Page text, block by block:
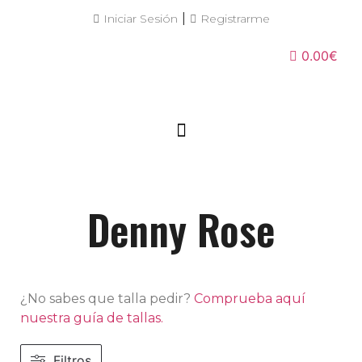
Iniciar Sesión Registrarme
0.00€
Denny Rose
¿No sabes que talla pedir? Comprueba aquí
nuestra guía de tallas.